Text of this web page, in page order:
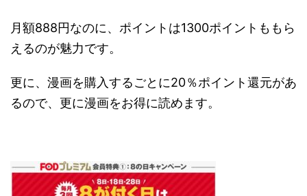
月額888円なのに、ポイントは1300ポイントももら
えるのが魅力です。
更に、漫画を購入するごとに20％ポイント還元があ
るので、更に漫画をお得に読めます。